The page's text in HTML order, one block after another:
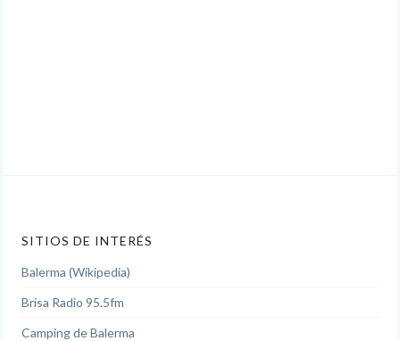
SITIOS DE INTERÉS
Balerma (Wikipedia)
Brisa Radio 95.5fm
Camping de Balerma